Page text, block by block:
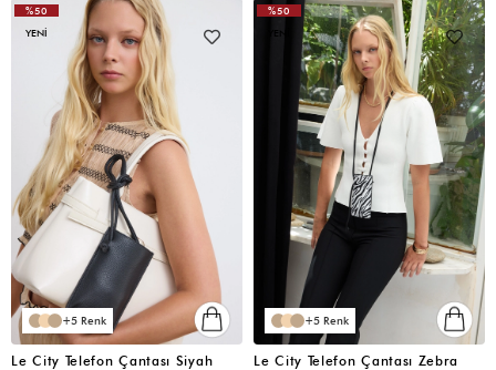
5
Le City Telefon Çantası Siyah
%50
YENI
5
Le City Telefon Çantası Zebra
%50
YENI